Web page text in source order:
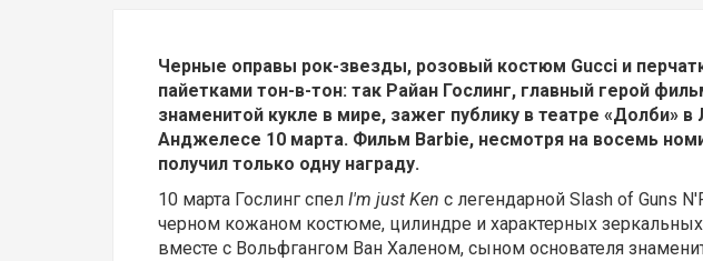
Черные оправы рок-звезды, розовый костюм Gucci и
пайетками тон-в-тон: так Райан Гослинг, главный герой
знаменитой кукле в мире, зажег публику в театре «Долби» в
Анджелесе 10 марта. Фильм Barbie, несмотря на восемь
получил только одну награду.
10 марта Гослинг спел I'm just Ken с легендарной Slash of Guns
черном кожаном костюме, цилиндре и характерных зеркальных
вместе с Вольфгангом Ван Халеном, сыном основателя